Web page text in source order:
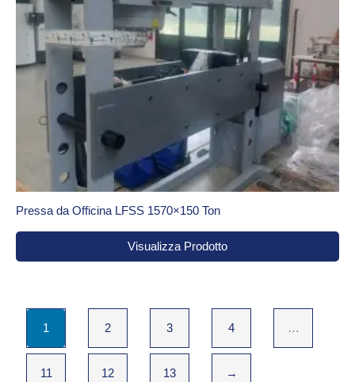
Pressa da Officina LFSS 1570×150 Ton
Visualizza Prodotto
1 2 3 4 …
11 12 13 →